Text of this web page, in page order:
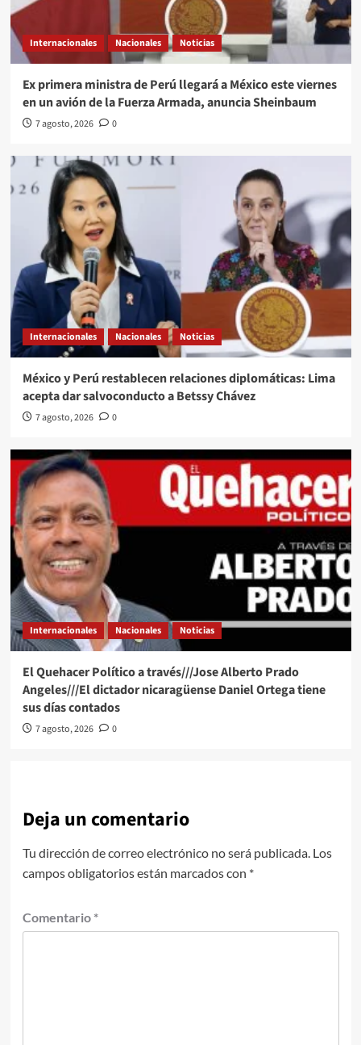
Internacionales Nacionales Noticias
Ex primera ministra de Perú llegará a México este viernes
en un avión de la Fuerza Armada, anuncia Sheinbaum
7 agosto, 2026 0
Internacionales Nacionales Noticias
México y Perú restablecen relaciones diplomáticas: Lima
acepta dar salvoconducto a Betssy Chávez
7 agosto, 2026 0
Internacionales Nacionales Noticias
El Quehacer Político a través///Jose Alberto Prado
Angeles///El dictador nicaragüense Daniel Ortega tiene
sus días contados
7 agosto, 2026 0
Deja un comentario
Tu dirección de correo electrónico no será publicada. Los
campos obligatorios están marcados con *
Comentario *